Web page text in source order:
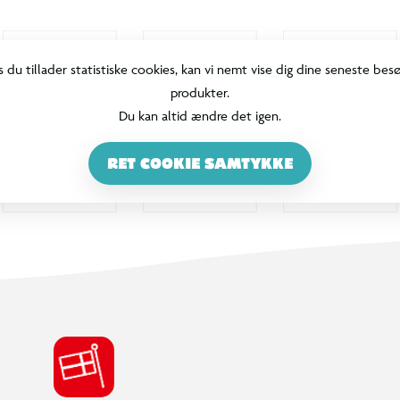
du tillader statistiske cookies, kan vi nemt vise dig dine seneste
produkter.
Du kan altid ændre det igen.
RET COOKIE SAMTYKKE